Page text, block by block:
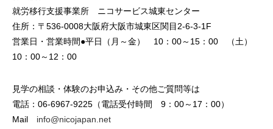
就労移行支援事業所 ニコサービス城東センター
住所：〒536-0008大阪府大阪市城東区関目2-6-3-1F
営業日・営業時間●平日（月～金） 10：00～15：00 （土）
10：00～12：00
見学の相談・体験のお申込み・その他ご質問等は
電話：06-6967-9225（電話受付時間 9：00～17：00）
Mail info@nicojapan.net